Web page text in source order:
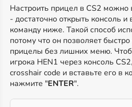
Настроить прицел в CS2 можно
- достаточно открыть консоль и
команду ниже. Такой способ
потому что он позволяет
прицелы без лишних меню.
игрока HEN1 через консоль
crosshair code и вставьте его в
нажмите "ENTER".